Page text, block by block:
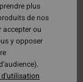
plus
de nos
ou
y opposer